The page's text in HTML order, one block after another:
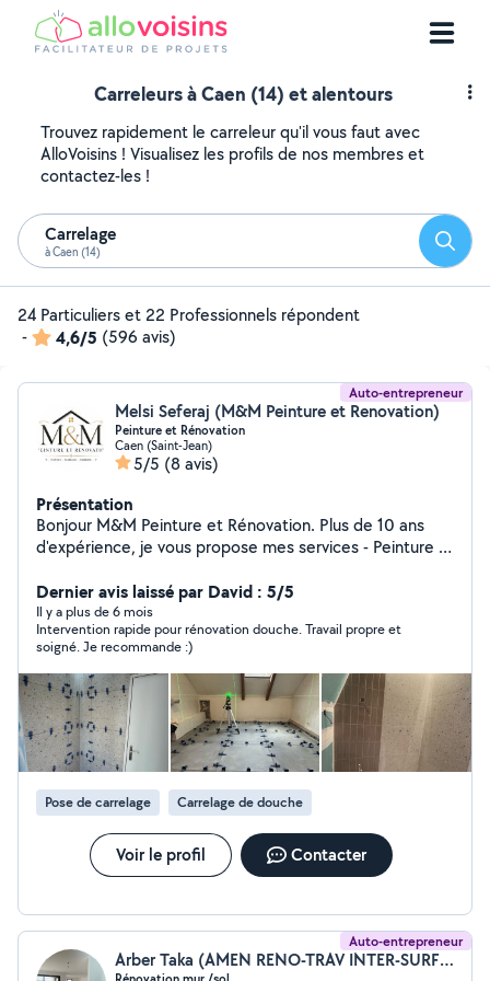
Carreleurs à Caen (14) et alentours
Trouvez rapidement le carreleur qu'il vous faut avec
AlloVoisins ! Visualisez les profils de nos membres et
contactez-les !
Carrelage
à Caen (14)
24 Particuliers et 22 Professionnels répondent
-
4,6/5 (596 avis)
Auto-entrepreneur
Melsi Seferaj (M&M Peinture et Renovation)
Peinture et Rénovation
Caen (Saint-Jean)
5/5 (8 avis)
Présentation
Bonjour M&M Peinture et Rénovation. Plus de 10 ans
d'expérience, je vous propose mes services - Peinture -
Salle de bain de A à Z - Devis Gratuit Travail de qualité
et professionnel N'hexsite pas à me contacter pour
toute information complémentaire je reste à votre
disposition Cordialement
Dernier avis laissé par David : 5/5
Il y a plus de 6 mois
Intervention rapide pour rénovation douche. Travail propre et
soigné. Je recommande :)
Pose de carrelage Carrelage de douche
Voir le profil Contacter
Auto-entrepreneur
Arber Taka (AMEN RENO-TRAV INTER-SURF ANCIEN NEUVE)